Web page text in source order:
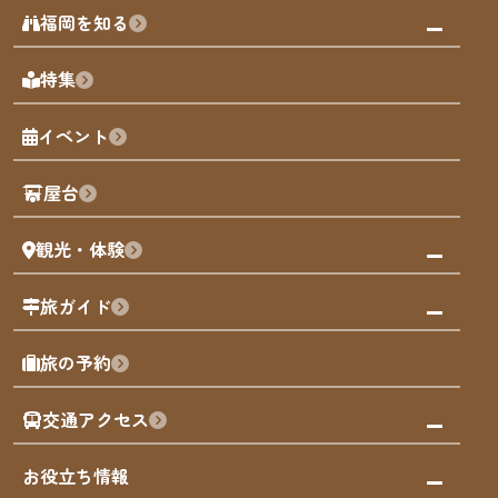
みんなの旅行記
天神エリア
博多旧市街
福岡城
歴史・文化
福岡を知る
福岡の見どころ
福岡の魅力
観光カレンダー
観光PR動画
まち歩き
福岡グルメ
福岡を楽しむ
福岡のアート
福岡のナイトタイム
福岡の歴史・文化
サステナブルツーリズム
特集
イベント
屋台
観光・体験
観る・遊ぶ
屋台
買う
体験
泊まる
旅ガイド
モデルコース
AIおまかせコース
オリジナルプラン
みんなの旅行記
旅の予約
交通アクセス
市内交通ガイド
お役立ち情報